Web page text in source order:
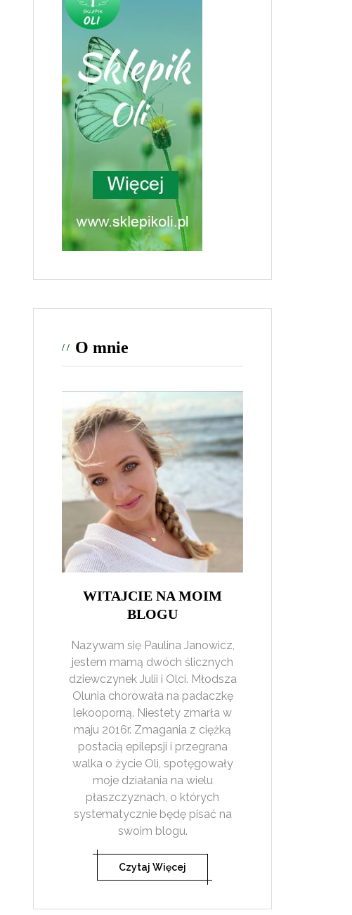
O mnie
WITAJCIE NA MOIM
BLOGU
Nazywam się Paulina Janowicz,
jestem mamą dwóch ślicznych
dziewczynek Julii i Olci. Młodsza
Olunia chorowała na padaczkę
lekooporną. Niestety zmarła w
maju 2016r. Zmagania z ciężką
postacią epilepsji i przegrana
walka o życie Oli, spotęgowały
moje działania na wielu
płaszczyznach, o których
systematycznie będę pisać na
swoim blogu.
Czytaj Więcej